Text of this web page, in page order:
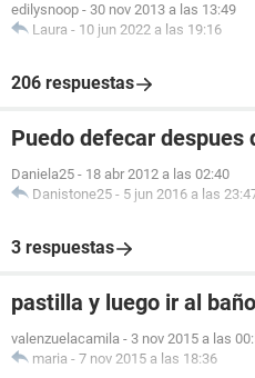
edilysnoop - 30 nov 2013 a las 13:49
Laura - 10 jun 2022 a las 19:16
206 respuestas
Puedo defecar
Daniela25 - 18 abr 2012 a las 02:40
Danistone25 - 5 jun 2016 a las
3 respuestas
pastilla y luego ir al
valenzuelacamila - 3 nov 2015 a las
maria - 7 nov 2015 a las 18:36